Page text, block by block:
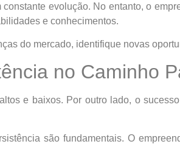
evolução. No entanto, o
e conhecimentos.
do mercado, identifique novas
no Caminho
e baixos. Por outro lado, o
são fundamentais. O